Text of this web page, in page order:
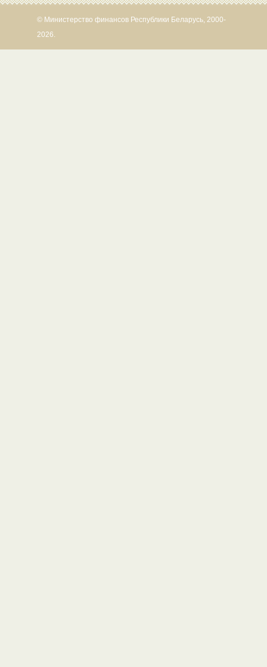
© Министерство финансов Республики Беларусь, 2000-
2026.